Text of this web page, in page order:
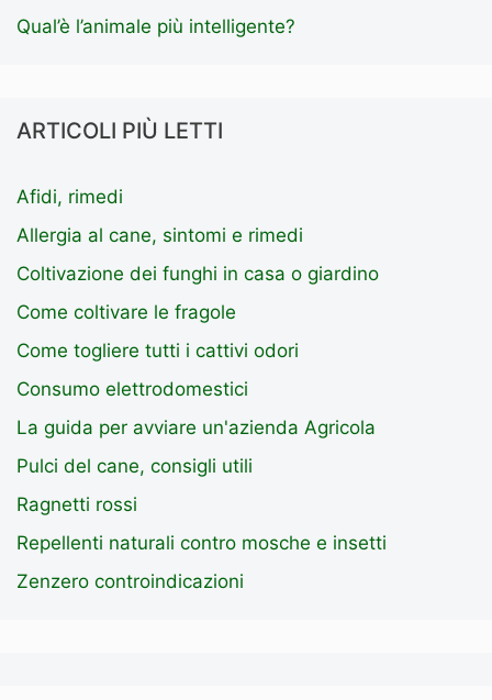
Qual’è l’animale più intelligente?
ARTICOLI PIÙ LETTI
Afidi, rimedi
Allergia al cane, sintomi e rimedi
Coltivazione dei funghi in casa o giardino
Come coltivare le fragole
Come togliere tutti i cattivi odori
Consumo elettrodomestici
La guida per avviare un'azienda Agricola
Pulci del cane, consigli utili
Ragnetti rossi
Repellenti naturali contro mosche e insetti
Zenzero controindicazioni